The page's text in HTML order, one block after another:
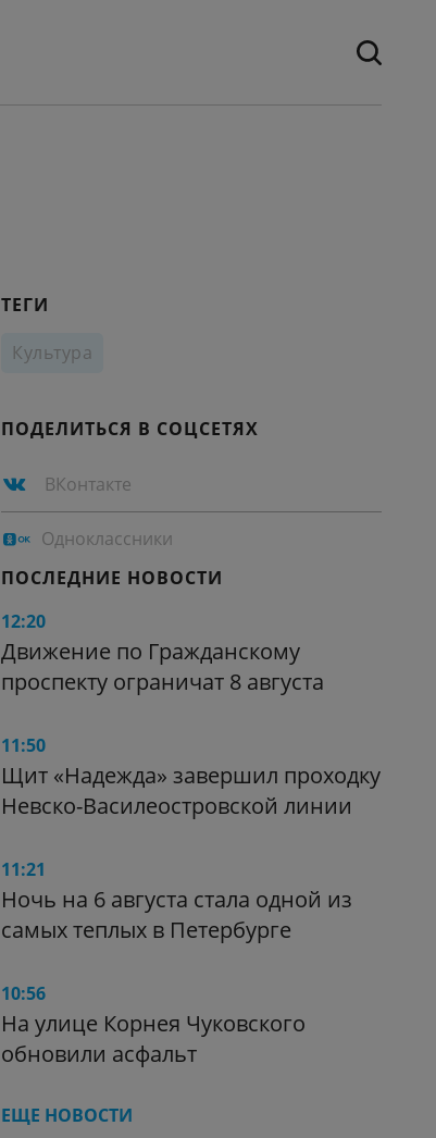
ТЕГИ
Культура
ПОДЕЛИТЬСЯ В СОЦСЕТЯХ
ВКонтакте
Одноклассники
ПОСЛЕДНИЕ НОВОСТИ
12:20
Движение по Гражданскому
проспекту ограничат 8 августа
11:50
Щит «Надежда» завершил проходку
Невско-Василеостровской линии
11:21
Ночь на 6 августа стала одной из
самых теплых в Петербурге
10:56
На улице Корнея Чуковского
обновили асфальт
ЕЩЕ НОВОСТИ